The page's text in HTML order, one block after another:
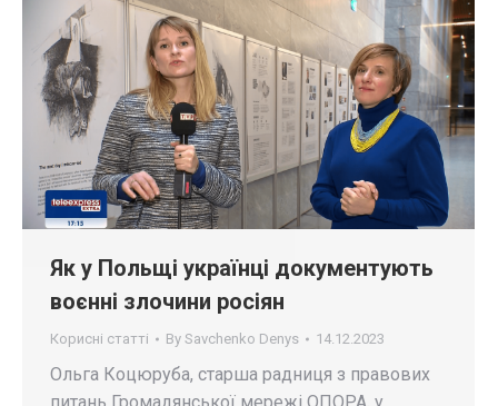
Як у Польщі українці документують
воєнні злочини росіян
Корисні статті By Savchenko Denys 14.12.2023
Ольга Коцюруба, старша радниця з правових